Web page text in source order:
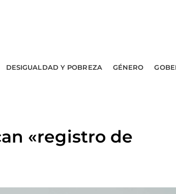
DESIGUALDAD Y POBREZA GÉNERO
«registro de